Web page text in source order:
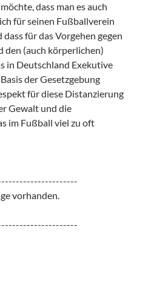
dass man es auch
für seinen Fußballverein
für das Vorgehen gegen
den (auch körperlichen)
in Deutschland Exekutive
der Gesetzgebung
für diese Distanzierung
Gewalt und die
im Fußball viel zu oft
vorhanden.